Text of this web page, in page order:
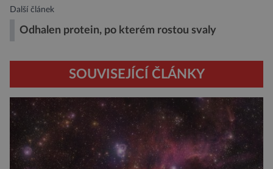
Další článek
Odhalen protein, po kterém rostou svaly
SOUVISEJÍCÍ ČLÁNKY